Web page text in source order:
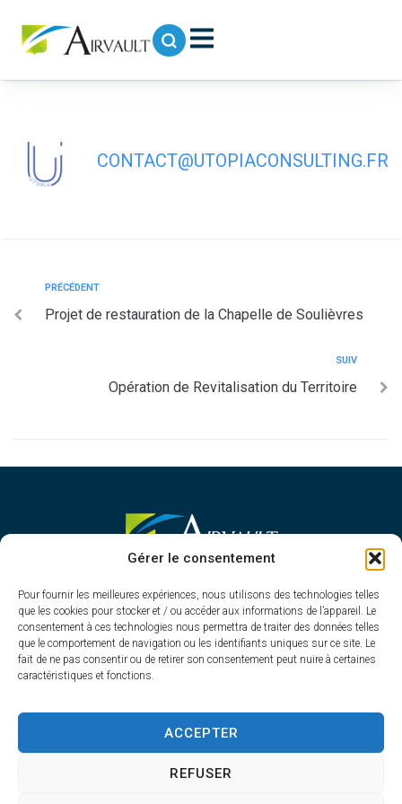
Gérer le consentement
Pour fournir les meilleures expériences, nous utilisons des technologies telles
que les cookies pour stocker et / ou accéder aux informations de l’appareil. Le
consentement à ces technologies nous permettra de traiter des données telles
que le comportement de navigation ou les identifiants uniques sur ce site. Le
fait de ne pas consentir ou de retirer son consentement peut nuire à certaines
caractéristiques et fonctions.
ACCEPTER
REFUSER
Aménagement du « rond-point
CONTACT@UTOPIACONSULTING.FR
PRÉCÉDENT
Projet de restauration de la Chapelle de Soulièvres
SUIV
Opération de Revitalisation du Territoire
MAIRIE D'AIRVAULT
1 Rue Constant Balquet,
79600 Airvault
05 49 64 70 13
Contacter la mairie
Du lundi au vendredi
de 8h30 à 12h30 et de 13h45 à 17h30